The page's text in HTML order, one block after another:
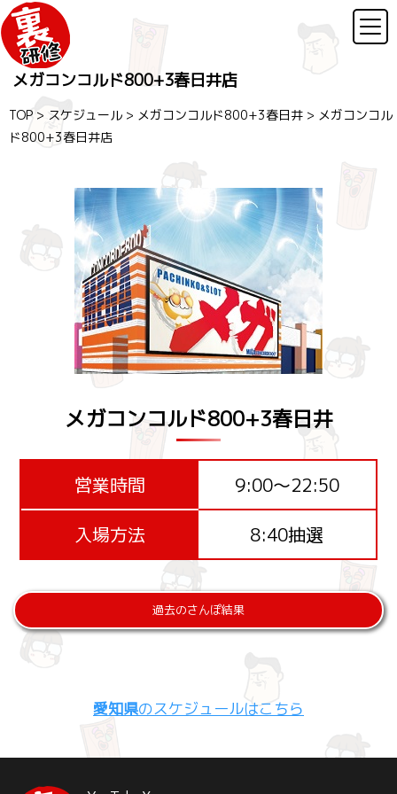
メガコンコルド800+3春日井店
TOP > スケジュール > メガコンコルド800+3春日井 > メガコンコル
ド800+3春日井店
メガコンコルド800+3春日井
営業時間
9:00～22:50
入場方法
8:40抽選
過去のさんぽ結果
愛知県のスケジュールはこちら